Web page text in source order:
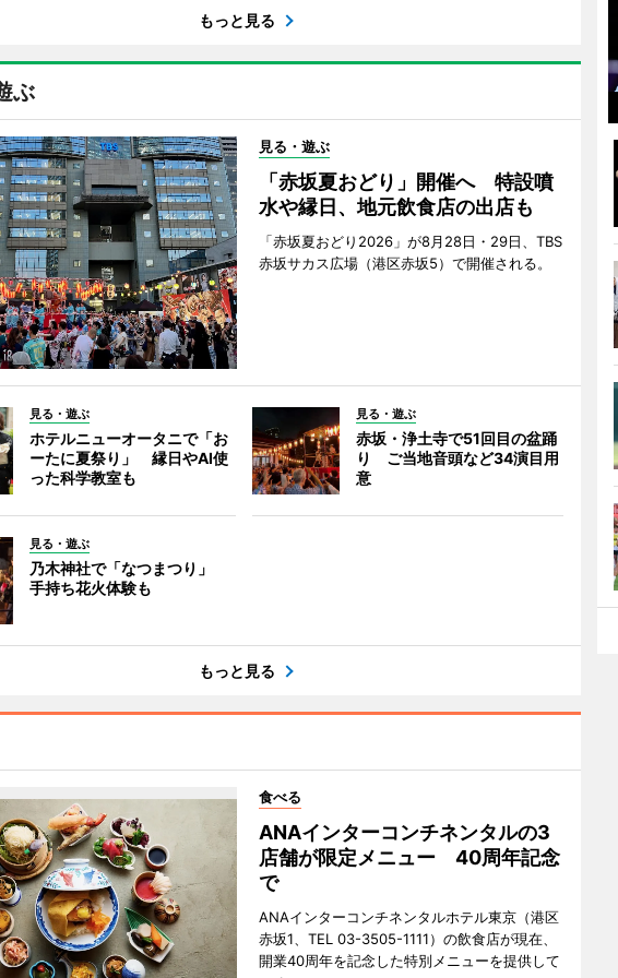
もっと見る
ぶ
見る・遊ぶ
「赤坂夏おどり」開催へ 特設噴
水や縁日、地元飲食店の出店も
「赤坂夏おどり2026」が8月28日・29日、TBS
赤坂サカス広場（港区赤坂5）で開催される。
見る・遊ぶ
ホテルニューオータニで「お
ーたに夏祭り」 縁日やAI使
った科学教室も
見る・遊ぶ
赤坂・浄土寺で51回目の盆踊
り ご当地音頭など34演目用
意
見る・遊ぶ
乃木神社で「なつまつり」
手持ち花火体験も
もっと見る
食べる
ANAインターコンチネンタルの3
店舗が限定メニュー 40周年記念
で
ANAインターコンチネンタルホテル東京（港区
赤坂1、TEL 03-3505-1111）の飲食店が現在、
開業40周年を記念した特別メニューを提供して